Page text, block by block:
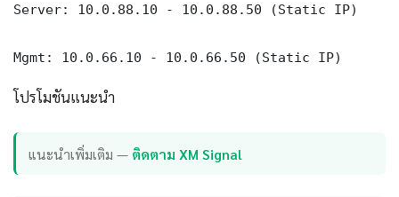
Server: 10.0.88.10 - 10.0.88.50 (Static IP)
Mgmt: 10.0.66.10 - 10.0.66.50 (Static IP)
โปรโมชันแนะนำ
แนะนำเพิ่มเติม — ติดตาม XM Signal